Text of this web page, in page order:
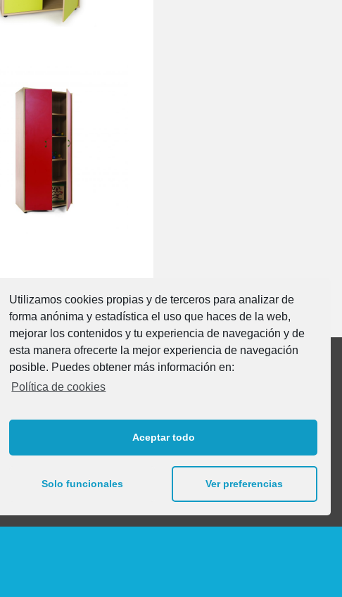
Utilizamos cookies propias y de terceros para analizar de
forma anónima y estadística el uso que haces de la web,
mejorar los contenidos y tu experiencia de navegación y de
esta manera ofrecerte la mejor experiencia de navegación
posible. Puedes obtener más información en:
Política de cookies
Aceptar todo
Solo funcionales Ver preferencias
MOBeduc
31520 Cascante (Navarra)
Tel. + 34 948 850 384